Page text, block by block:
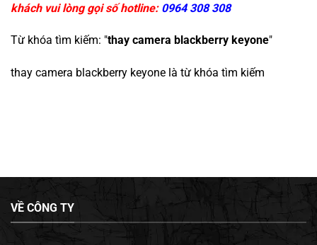
khách vui lòng gọi số hotline: 0964 308 308
Từ khóa tìm kiếm: "thay camera blackberry keyone"
thay camera blackberry keyone là từ khóa tìm kiếm
VỀ CÔNG TY